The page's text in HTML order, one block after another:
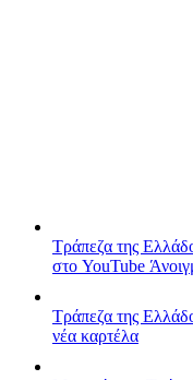
Τράπεζα της
στο YouTube
Τράπεζα της
νέα καρτέλα